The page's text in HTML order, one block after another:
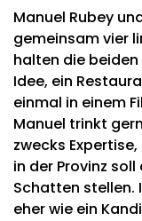
Manuel Rubey
gemeinsam vier
halten die
Idee, ein
einmal in einem
Manuel trinkt
zwecks
in der Provinz
Schatten stellen.
eher wie ein